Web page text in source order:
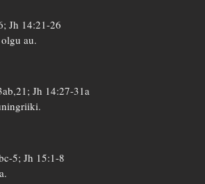
Jh 14:21-26
au.
Jh 14:27-31a
5; Jh 15:1-8